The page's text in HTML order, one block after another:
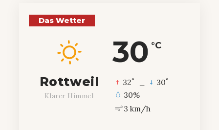
Das Wetter
30 °C
Rottweil
Klarer Himmel
32° 30°
30%
3 km/h